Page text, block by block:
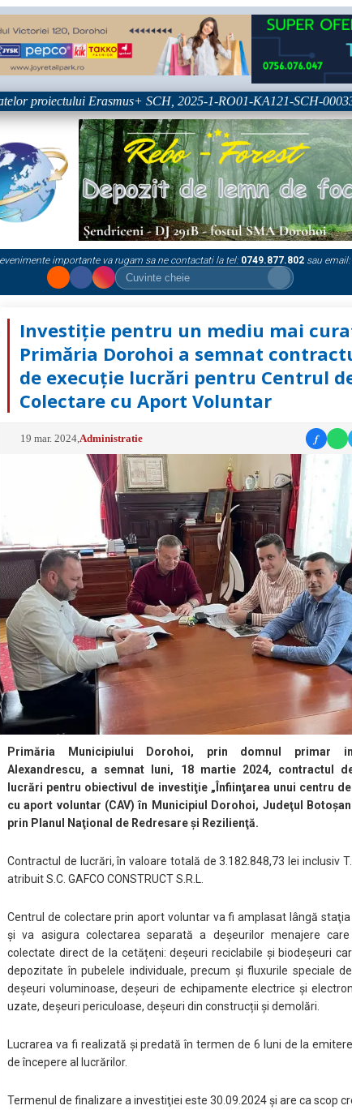
Erasmus+ SCH, 2025-1-RO01-KA121-SCH-000333361
importante va rugam sa ne contactati la tel: 0749.877.802 sau email:
Investiție pentru un mediu mai
Primăria Dorohoi a semnat
de execuție lucrări pentru Centrul
Colectare cu Aport Voluntar
19 mar. 2024 Administratie f
Primăria Municipiului Dorohoi, prin domnul primar
Alexandrescu, a semnat luni, 18 martie 2024, contractul
lucrări pentru obiectivul de investiţie „Înfiinţarea unui centru
cu aport voluntar (CAV) în Municipiul Dorohoi, Judeţul
prin Planul Naţional de Redresare şi Rezilienţă.
Contractul de lucrări, în valoare totală de 3.182.848,73 lei inclusiv
atribuit S.C. GAFCO CONSTRUCT S.R.L.
Centrul de colectare prin aport voluntar va fi amplasat lângă
şi va asigura colectarea separată a deșeurilor menajere
colectate direct de la cetățeni: deșeuri reciclabile și biodeșeuri
depozitate în pubelele individuale, precum și fluxurile speciale
deșeuri voluminoase, deșeuri de echipamente electrice și
uzate, deșeuri periculoase, deșeuri din construcții și demolări.
Lucrarea va fi realizată și predată în termen de 6 luni de la
de începere al lucrărilor.
Termenul de finalizare a investiţiei este 30.09.2024 şi are ca scop